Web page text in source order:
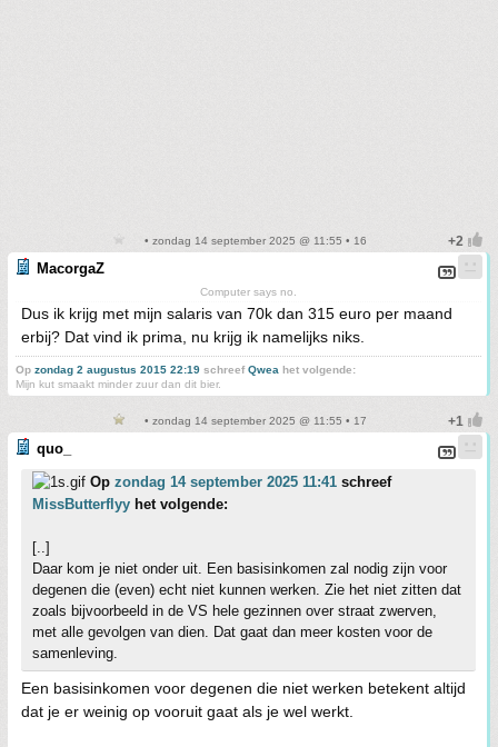
• zondag 14 september 2025 @ 11:55 • 16
MacorgaZ
Computer says no.
Dus ik krijg met mijn salaris van 70k dan 315 euro per maand
erbij? Dat vind ik prima, nu krijg ik namelijks niks.
Op zondag 2 augustus 2015 22:19 schreefQwea het volgende:
Mijn kut smaakt minder zuur dan dit bier.
• zondag 14 september 2025 @ 11:55 • 17
quo_
Op zondag 14 september 2025 11:41 schreef
MissButterflyy het volgende:
[..]
Daar kom je niet onder uit. Een basisinkomen zal nodig zijn voor
degenen die (even) echt niet kunnen werken. Zie het niet zitten dat
zoals bijvoorbeeld in de VS hele gezinnen over straat zwerven,
met alle gevolgen van dien. Dat gaat dan meer kosten voor de
samenleving.
Een basisinkomen voor degenen die niet werken betekent altijd
dat je er weinig op vooruit gaat als je wel werkt.